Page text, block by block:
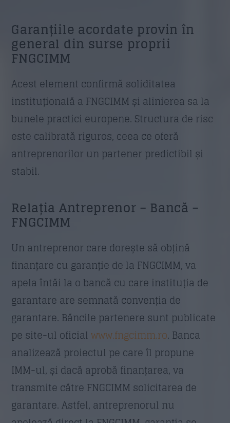
Garanțiile acordate provin în
general din surse proprii
FNGCIMM
Acest element confirmă soliditatea
instituțională a FNGCIMM și alinierea sa la
bunele practici europene. Structura de risc
este calibrată riguros, ceea ce oferă
antreprenorilor un partener predictibil și
stabil.
Relația Antreprenor – Bancă –
FNGCIMM
Un antreprenor care dorește să obțină
finanțare cu garanție de la FNGCIMM, va
apela întăi la o bancă cu care instituția de
garantare are semnată convenția de
garantare. Băncile partenere sunt publicate
pe site-ul oficialwww.fngcimm.ro. Banca
analizează proiectul pe care îl propune
IMM-ul, și dacă aprobă finanțarea, va
transmite către FNGCIMM solicitarea de
garantare. Astfel, antreprenorul nu